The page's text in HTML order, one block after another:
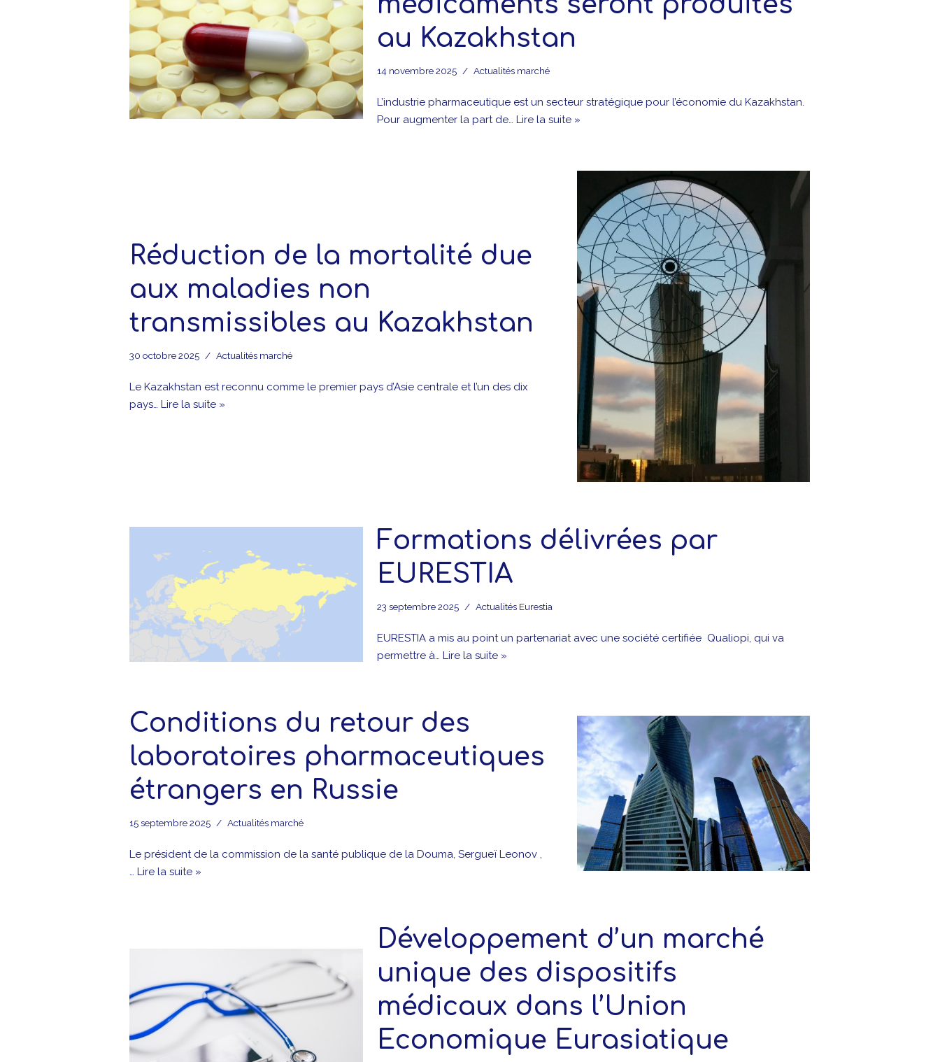
au Kazakhstan
14 novembre 2025 Actualités marché
L’industrie pharmaceutique est un secteur stratégique pour l’économie du Kazakhstan.
Pour augmenter la part de…Lire la suite »
Réduction de la mortalité due
aux maladies non
transmissibles au Kazakhstan
30 octobre 2025 Actualités marché
Le Kazakhstan est reconnu comme le premier pays d’Asie centrale et l’un des dix
pays…Lire la suite »
Formations délivrées par
EURESTIA
23 septembre 2025 Actualités Eurestia
EURESTIA a mis au point un partenariat avec une société certifiée Qualiopi, qui va
permettre à…Lire la suite »
Conditions du retour des
laboratoires pharmaceutiques
étrangers en Russie
15 septembre 2025 Actualités marché
Le président de la commission de la santé publique de la Douma, Sergueï Leonov ,
…Lire la suite »
Développement d’un marché
unique des dispositifs
médicaux dans l’Union
Economique Eurasiatique